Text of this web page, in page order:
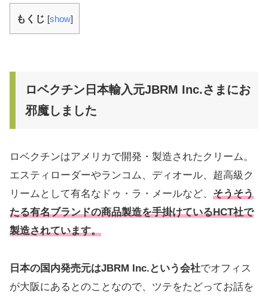
もくじ [show]
ロベクチン日本輸入元JBRM Inc.さまにお
邪魔しました
ロベクチンはアメリカで開発・製造されたクリーム。
エスティローダーやランコム、ディオール、超高級ク
リームとして有名なドゥ・ラ・メールなど、 そうそう
たる有名ブランドの商品製造を手掛けているHCT社で
製造されています。
日本の国内発売元はJBRM Inc.という会社でオフィス
が大阪にあるとのことなので、ツテをたどってお話を